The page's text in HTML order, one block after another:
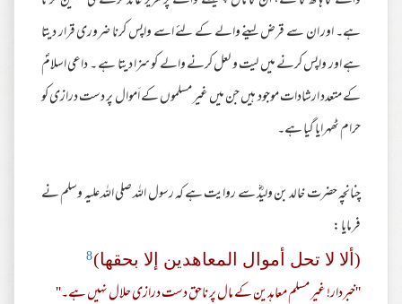
ہے۔ اور ان سے قرض لینے والے کے لئے اسے واپس کرنا ضروری قرار دیتا
ہے اور واپس کرنے میں لیت و لعل کرنے والے کو سزا دیتا ہے ۔ داعی اسلامؐ
کے متعدد ارشادات موجود ہیں جن میں غیر مسلموں کے اَموال پر دست درازی کو
حرام ٹھہرایا گیا ہے۔
چنانچہ حضرت خالد بن ولیدؓ سے روایت ہے کہ رسول اللہ صلی اللہ علیہ وسلم نے
فرمایا :
(ألا لا تحل أموال المعاهدین إلا بحقھا)8
''خبردار! غیر مسلم معاہدین کے مال پر ناحق دست درازی حلال نہیں ہے۔''